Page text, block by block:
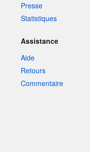
Presse
Statistiques
Assistance
Aide
Retours
Commentaire